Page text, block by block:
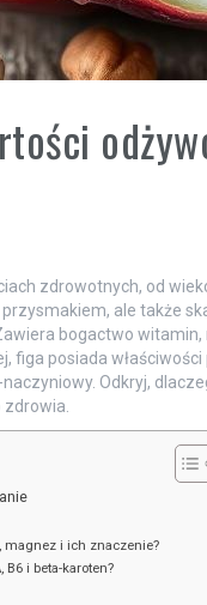
zdrowotnych, od
ale także
bogactwo witamin,
figa posiada
Odkryj,
magnez i ich znaczenie?
i beta-karoten?